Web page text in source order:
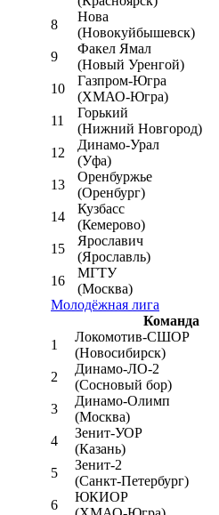
8
Нова
(Новокуйбышевск)
9
Факел Ямал
(Новый Уренгой)
10
Газпром-Югра
(ХМАО-Югра)
11
Горький
(Нижний Новгород)
12
Динамо-Урал
(Уфа)
13
Оренбуржье
(Оренбург)
14
Кузбасс
(Кемерово)
15
Ярославич
(Ярославль)
16
МГТУ
(Москва)
Молодёжная лига
Команда
1
Локомотив-CШОР
(Новосибирск)
2
Динамо-ЛО-2
(Сосновый бор)
3
Динамо-Олимп
(Москва)
4
Зенит-УОР
(Казань)
5
Зенит-2
(Санкт-Петербург)
6
ЮКИОР